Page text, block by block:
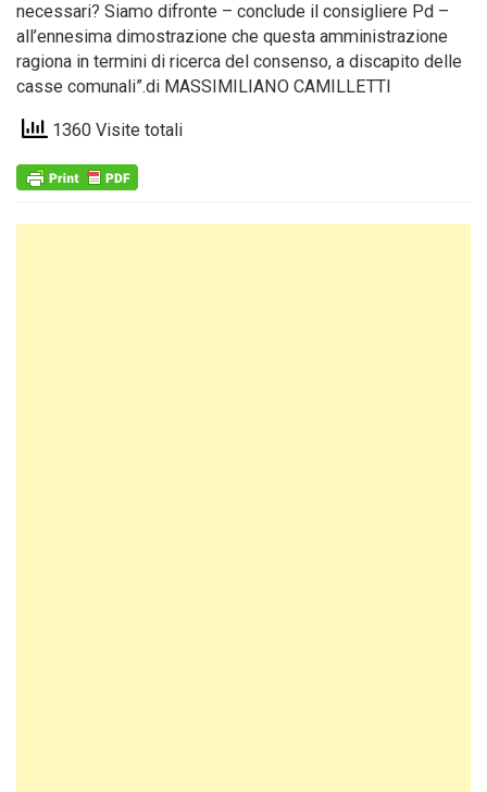
necessari? Siamo difronte – conclude il consigliere Pd –
all’ennesima dimostrazione che questa amministrazione
ragiona in termini di ricerca del consenso, a discapito delle
casse comunali”.di MASSIMILIANO CAMILLETTI
1360 Visite totali